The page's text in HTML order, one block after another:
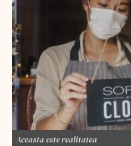
Aceasta este realitatea